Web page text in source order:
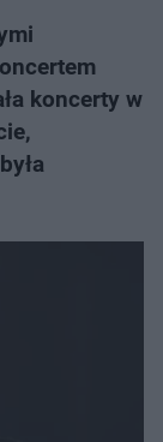
koncerty w